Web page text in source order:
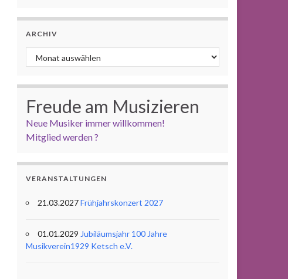
ARCHIV
Archiv
Freude am Musizieren
Neue Musiker immer willkommen!
Mitglied werden ?
VERANSTALTUNGEN
21.03.2027Frühjahrskonzert 2027
01.01.2029 Jubiläumsjahr 100 Jahre
Musikverein1929 Ketsch e.V.